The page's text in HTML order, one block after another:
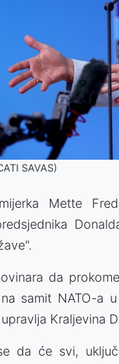
SAVAS)
Mette
da
samit NATO-a
Kraljevina
da će svi,